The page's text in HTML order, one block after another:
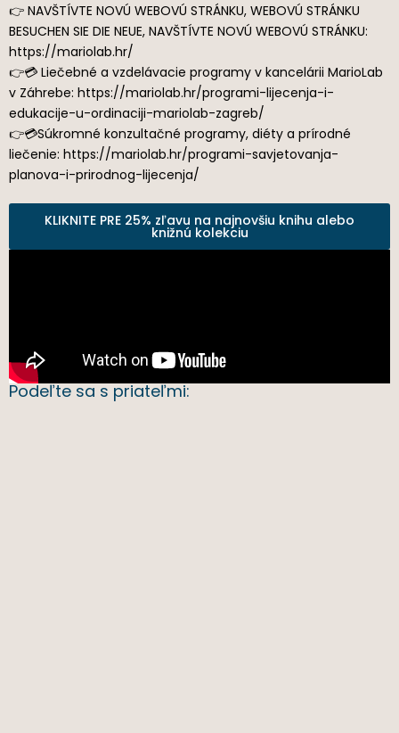
👉 NAVŠTÍVTE NOVÚ WEBOVÚ STRÁNKU, WEBOVÚ STRÁNKU
BESUCHEN SIE DIE NEUE, NAVŠTÍVTE NOVÚ WEBOVÚ STRÁNKU:
https://mariolab.hr/
👉💳 Liečebné a vzdelávacie programy v kancelárii MarioLab
v Záhrebe: https://mariolab.hr/programi-lijecenja-i-
edukacije-u-ordinaciji-mariolab-zagreb/
👉💳Súkromné konzultačné programy, diéty a prírodné
liečenie: https://mariolab.hr/programi-savjetovanja-
planova-i-prirodnog-lijecenja/
KLIKNITE PRE 25% zľavu na najnovšiu knihu alebo
knižnú kolekciu
Podeľte sa s priateľmi: